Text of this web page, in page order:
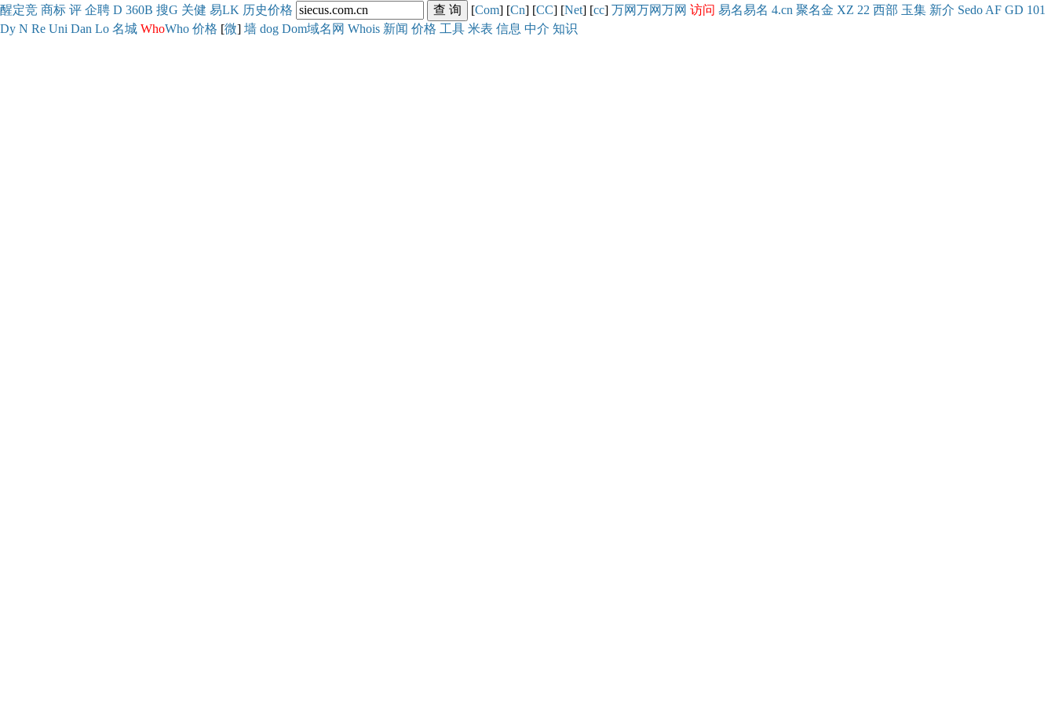
醒定竞 商标 评 企聘 D 360B 搜G 关健 易LK 历史价格 [Com] [Cn] [CC] [Net] [cc] 万网万网万网 访问 易名易名 4.cn 聚名金 XZ 22 西部 玉集 新介 Sedo AF GD 101
Dy N Re Uni Dan Lo 名城 WhoWho 价格 [微] 墙 dog Dom域名网 Whois 新闻 价格 工具 米表 信息 中介 知识